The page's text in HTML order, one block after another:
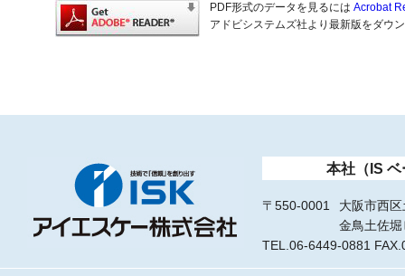
PDF形式のデータを見るには Acrobat
アドビシステムズ社より最新版をダウ
本社（IS
〒550-0001
大阪市西
金鳥土佐
TEL.06-6449-0881